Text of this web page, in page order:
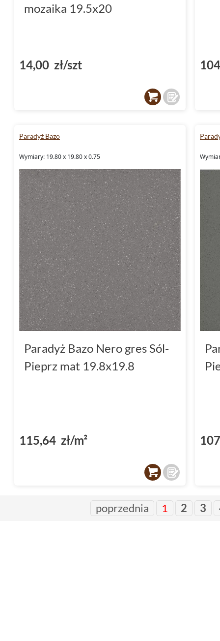
mozaika 19.5x20
14,00 zł/szt
Paradyż Bazo
Wymiary: 19.80 x 19.80 x 0.75
Paradyż Bazo Nero gres Sól-
Pieprz mat 19.8x19.8
115,64 zł/m²
poprzednia 1 2 3